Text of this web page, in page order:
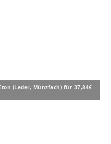
(Leder, Münzfach) für 37,84€